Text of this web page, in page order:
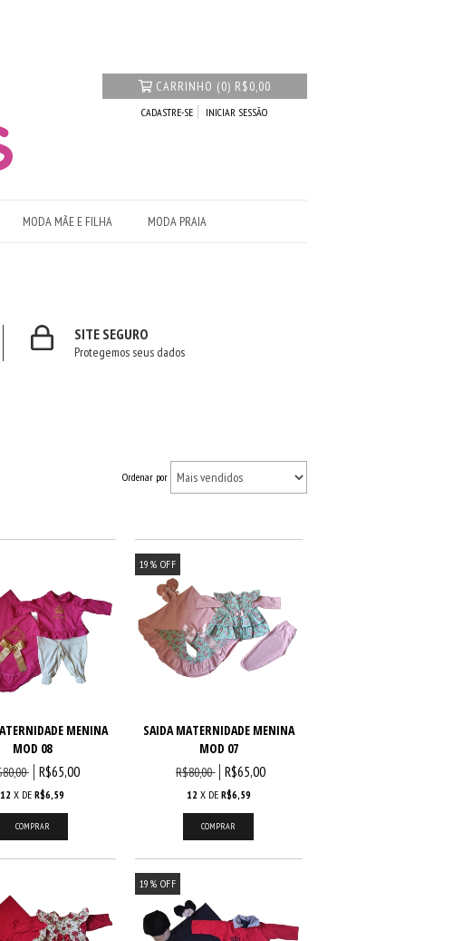
CARRINHO (0) R$0,00
CADASTRE-SE INICIAR SESSÃO
MODA MÃE E FILHA MODA PRAIA
SITE SEGURO
Protegemos seus dados
Ordenar por
MENINA
MOD 08
R$65,00
12 X DER$6,59
19 % OFF
SAIDA MATERNIDADE MENINA
MOD 07
R$80,00 R$65,00
12 X DE R$6,59
19 % OFF